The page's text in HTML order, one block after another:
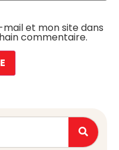
et mon site dans
commentaire.